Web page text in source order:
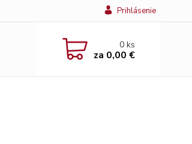
Prihlásenie
0ks
za 0,00 €